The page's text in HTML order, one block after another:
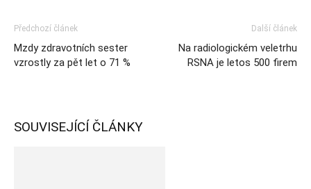
Předchozí článek
Mzdy zdravotních sester
vzrostly za pět let o 71 %
Další článek
Na radiologickém veletrhu
RSNA je letos 500 firem
SOUVISEJÍCÍ ČLÁNKY